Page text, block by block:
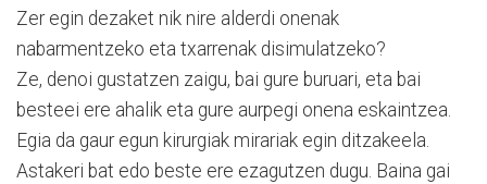
Zer egin dezaket nik nire alderdi onenak
nabarmentzeko eta txarrenak disimulatzeko?
Ze, denoi gustatzen zaigu, bai gure buruari, eta bai
besteei ere ahalik eta gure aurpegi onena eskaintzea.
Egia da gaur egun kirurgiak mirariak egin ditzakeela.
Astakeri bat edo beste ere ezagutzen dugu. Baina gai